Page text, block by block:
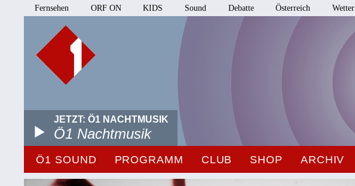
Fernsehen ORF ON KIDS Sound Debatte Österreich Wetter
JETZT: Ö1 NACHTMUSIK
Ö1 Nachtmusik
Ö1 SOUND PROGRAMM CLUB SHOP ARCHIV